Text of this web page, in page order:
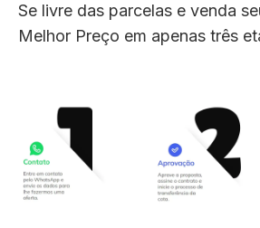
Se livre das parcelas e venda
Melhor Preço em apenas três